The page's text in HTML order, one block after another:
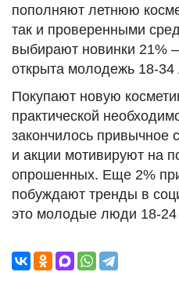
пополняют летнюю
так и проверенными
выбирают новинки 21%
открыта молодежь 18-34
Покупают новую
практической
закончилось привычное
и акции мотивируют на
опрошенных. Еще 2%
побуждают тренды в
это молодые люди 18-24